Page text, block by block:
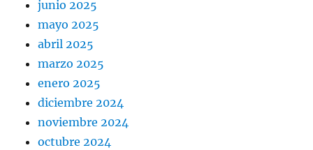
junio 2025
mayo 2025
abril 2025
marzo 2025
enero 2025
diciembre 2024
noviembre 2024
octubre 2024